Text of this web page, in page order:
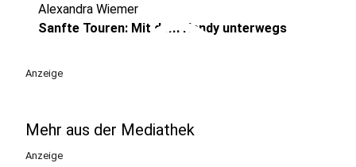
play_circle
Alexandra Wiemer
Sanfte Touren: Mit dem Handy unterwegs
Anzeige
Mehr aus der Mediathek
Anzeige